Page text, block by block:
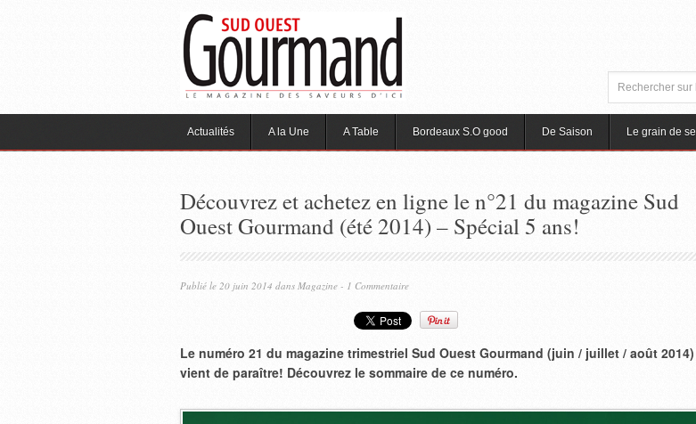
Actualités A la Une A Table Bordeaux S.O good De Saison Le grain de sel
Découvrez et achetez en ligne le n°21 du magazine Sud
Ouest Gourmand (été 2014) – Spécial 5 ans!
Publié le 20 juin 2014 dans Magazine - 1 Commentaire
Le numéro 21 du magazine trimestriel Sud Ouest Gourmand (juin / juillet / août 2014)
vient de paraître! Découvrez le sommaire de ce numéro.